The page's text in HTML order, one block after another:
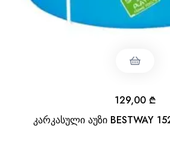
კარკასული აუზი BESTWAY
129,00 ₾